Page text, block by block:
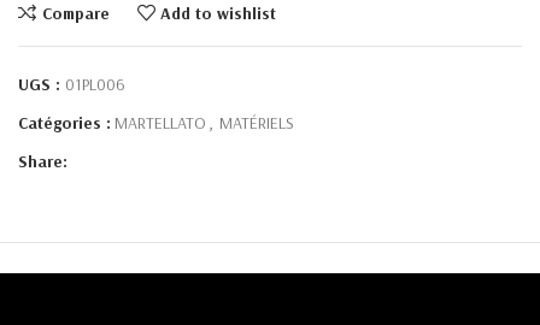
Compare Add to wishlist
UGS : 01PL006
Catégories : MARTELLATO , MATÉRIELS
Share: